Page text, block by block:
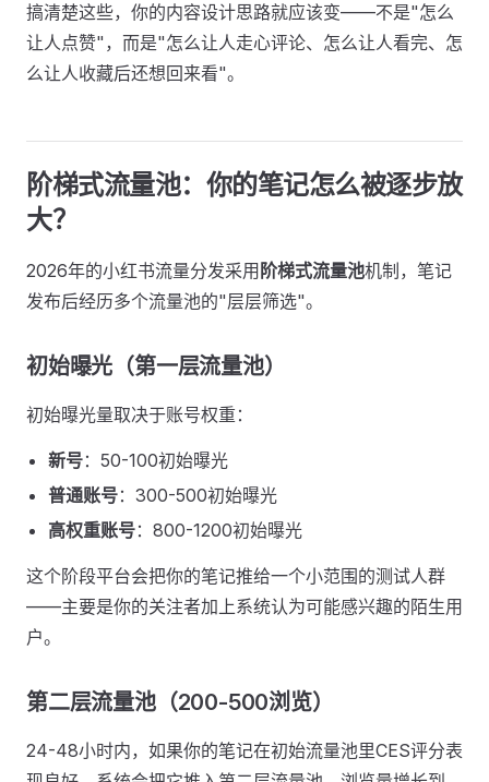
搞清楚这些，你的内容设计思路就应该变——不是"怎么
让人点赞"，而是"怎么让人走心评论、怎么让人看完、怎
么让人收藏后还想回来看"。
阶梯式流量池：你的笔记怎么被逐步放
大？
2026年的小红书流量分发采用 阶梯式流量池机制，笔记
发布后经历多个流量池的"层层筛选"。
初始曝光（第一层流量池）
初始曝光量取决于账号权重：
新号：50-100初始曝光
普通账号：300-500初始曝光
高权重账号：800-1200初始曝光
这个阶段平台会把你的笔记推给一个小范围的测试人群
——主要是你的关注者加上系统认为可能感兴趣的陌生用
户。
第二层流量池（200-500浏览）
24-48小时内，如果你的笔记在初始流量池里CES评分表